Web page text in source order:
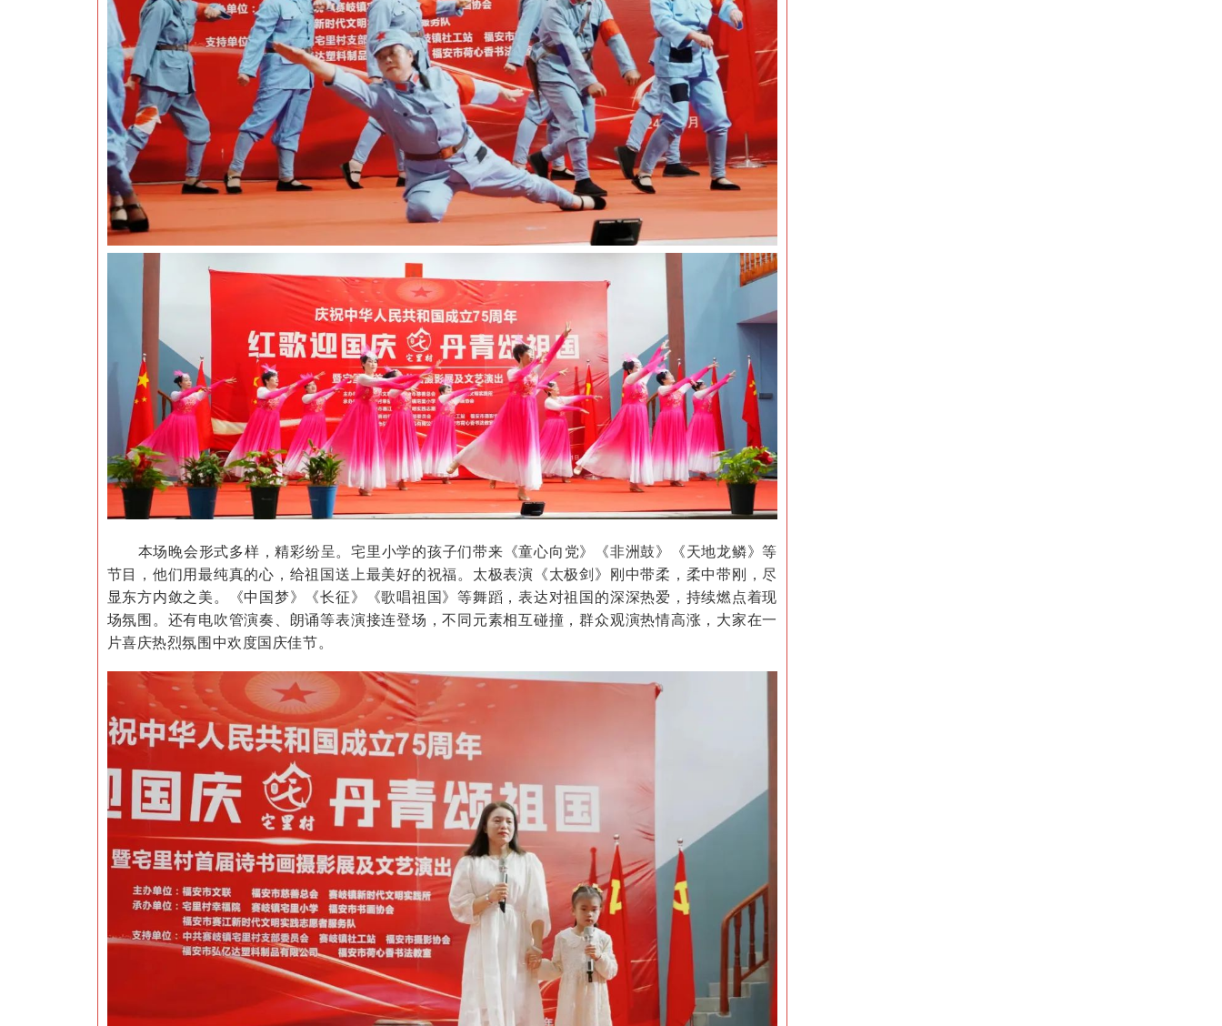
本场晚会形式多样，精彩纷呈。宅里小学的孩子们带来《童心向党》《非洲鼓》《天地龙鳞》等
节目，他们用最纯真的心，给祖国送上最美好的祝福。太极表演《太极剑》刚中带柔，柔中带刚，尽
显东方内敛之美。《中国梦》《长征》《歌唱祖国》等舞蹈，表达对祖国的深深热爱，持续燃点着现
场氛围。还有电吹管演奏、朗诵等表演接连登场，不同元素相互碰撞，群众观演热情高涨，大家在一
片喜庆热烈氛围中欢度国庆佳节。